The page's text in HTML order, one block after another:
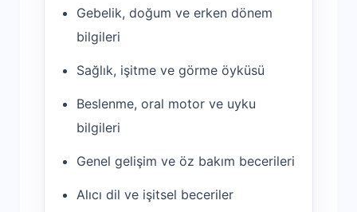
Gebelik, doğum ve erken dönem
bilgileri
Sağlık, işitme ve görme öyküsü
Beslenme, oral motor ve uyku
bilgileri
Genel gelişim ve öz bakım becerileri
Alıcı dil ve işitsel beceriler